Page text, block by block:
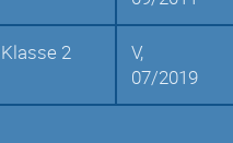
Klasse 2
V,
07/2019